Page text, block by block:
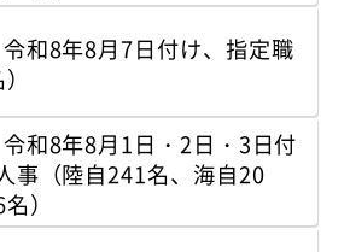
和8年8月7日付け、指定職
和8年8月1日・2日・3日付
事（陸自241名、海自20
）